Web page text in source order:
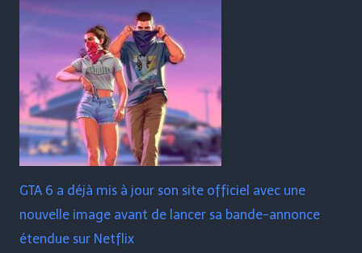
GTA 6 a déjà mis à jour son site officiel avec une
nouvelle image avant de lancer sa bande-annonce
étendue sur Netflix